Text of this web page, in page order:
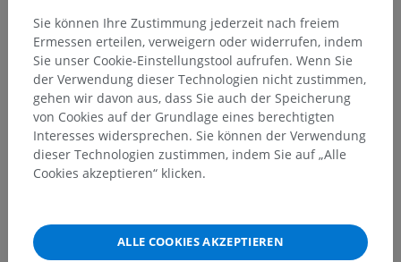
Anatomie des Menschen 2
Sie können Ihre Zustimmung jederzeit nach freiem
Ermessen erteilen, verweigern oder widerrufen, indem
Sie unser Cookie-Einstellungstool aufrufen. Wenn Sie
der Verwendung dieser Technologien nicht zustimmen,
gehen wir davon aus, dass Sie auch der Speicherung
von Cookies auf der Grundlage eines berechtigten
Interesses widersprechen. Sie können der Verwendung
dieser Technologien zustimmen, indem Sie auf „Alle
Cookies akzeptieren“ klicken.
ALLE COOKIES AKZEPTIEREN